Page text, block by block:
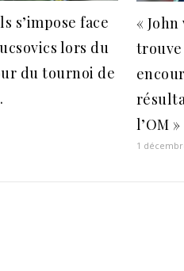
s’impose face
lors du
du tournoi de
« John
l’OM »
1